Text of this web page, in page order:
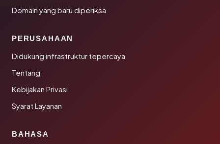
Domain yang baru diperiksa
PERUSAHAAN
Didukung infrastruktur tepercaya
Tentang
Kebijakan Privasi
Syarat Layanan
BAHASA